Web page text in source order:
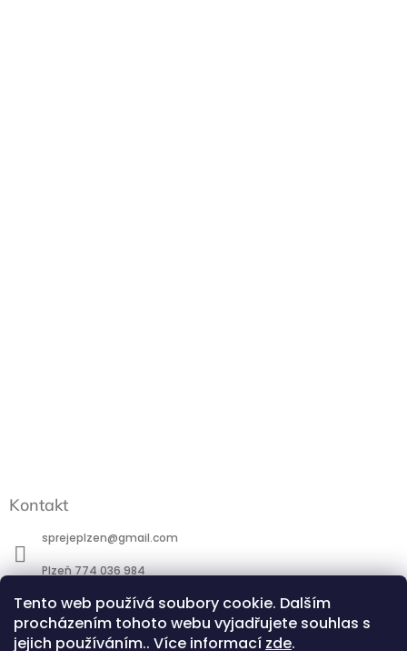
Tento web používá soubory cookie. Dalším
procházením tohoto webu vyjadřujete souhlas s
jejich používáním.. Více informací zde.
Kontakt
sprejeplzen@gmail.com
Plzeň 774 036 984
Praha 777 088 184
http://www.facebook.com/profile.php?id=100095266581744